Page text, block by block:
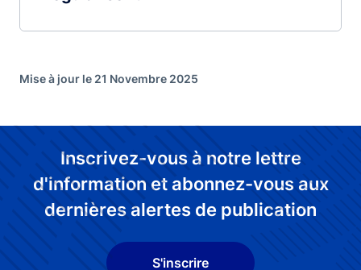
Mise à jour le 21 Novembre 2025
Inscrivez-vous à notre lettre
d'information et abonnez-vous aux
dernières alertes de publication
S'inscrire